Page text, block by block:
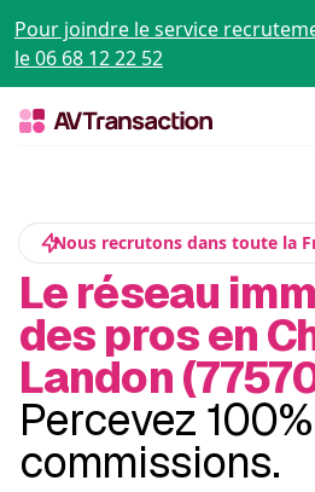
Pour joindre le service
le 06 68 12 22 52
Nous recrutons dans toute la
Le réseau
des pros en
Landon
Percevez
commissions.